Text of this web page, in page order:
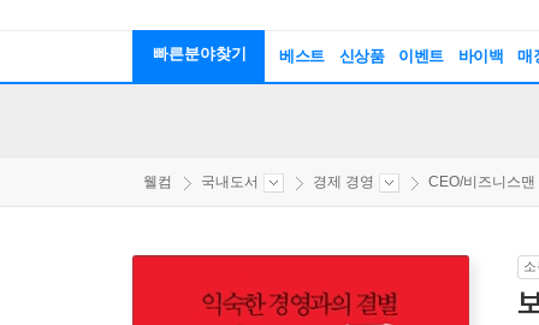
빠른분야찾기 베스트 신상품 이벤트 바이백 매
웰컴 국내도서 경제 경영 CEO/비즈니스맨